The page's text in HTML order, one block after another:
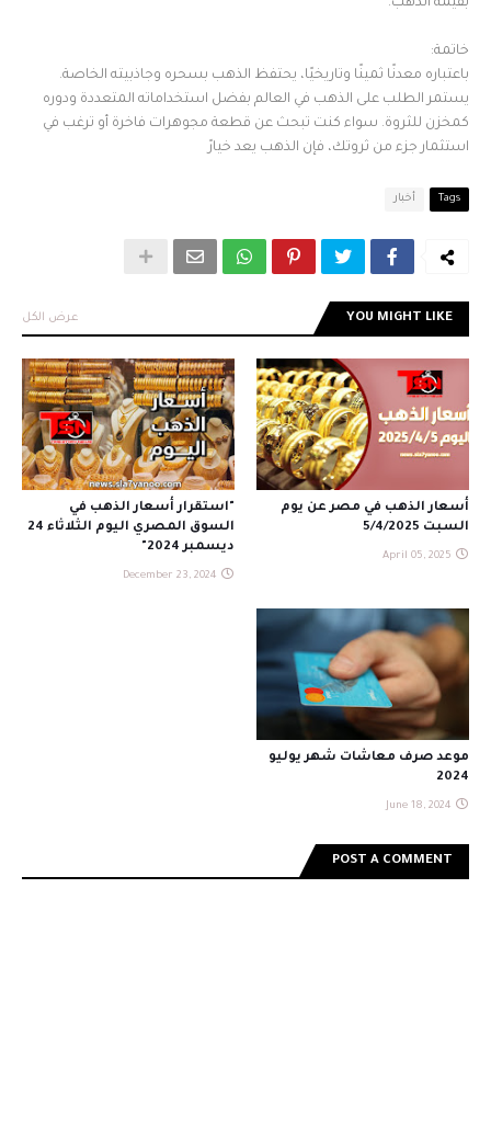
بقيمة الذهب.
خاتمة:
باعتباره معدنًا ثمينًا وتاريخيًا، يحتفظ الذهب بسحره وجاذبيته الخاصة.
يستمر الطلب على الذهب في العالم بفضل استخداماته المتعددة ودوره
كمخزن للثروة. سواء كنت تبحث عن قطعة مجوهرات فاخرة أو ترغب في
استثمار جزء من ثروتك، فإن الذهب يعد خيارً
Tags أخبار
YOU MIGHT LIKE عرض الكل
أسعار الذهب في مصر عن يوم
السبت 5/4/2025
April 05, 2025
"استقرار أسعار الذهب في
السوق المصري اليوم الثلاثاء 24
ديسمبر 2024"
December 23, 2024
موعد صرف معاشات شهر يوليو
2024
June 18, 2024
POST A COMMENT